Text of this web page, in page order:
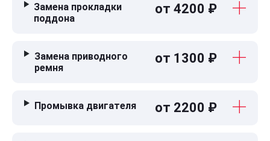
Замена прокладки
поддона
от 4200 ₽
Замена приводного
ремня
от 1300 ₽
Промывка двигателя от 2200 ₽